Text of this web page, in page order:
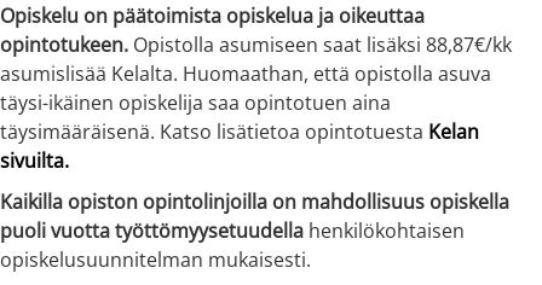
Opiskelu on päätoimista opiskelua ja oikeuttaa
opintotukeen. Opistolla asumiseen saat lisäksi 88,87€/kk
asumislisää Kelalta. Huomaathan, että opistolla asuva
täysi-ikäinen opiskelija saa opintotuen aina
täysimääräisenä. Katso lisätietoa opintotuesta Kelan
sivuilta.
Kaikilla opiston opintolinjoilla on mahdollisuus opiskella
puoli vuotta työttömyysetuudella henkilökohtaisen
opiskelusuunnitelman mukaisesti.